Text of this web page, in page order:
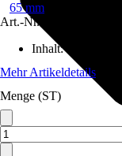
65 mm
Art.-Nr.
Inhalt:
Mehr Artikeldetails
Menge (ST)